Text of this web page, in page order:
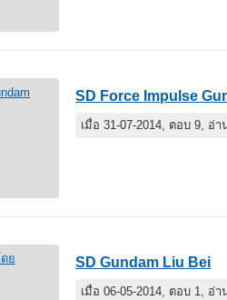
SD Force Impulse
เมื่อ 31-07-2014, ตอบ 9, อ่า
SD Gundam Liu Bei
เมื่อ 06-05-2014, ตอบ 1, อ่า